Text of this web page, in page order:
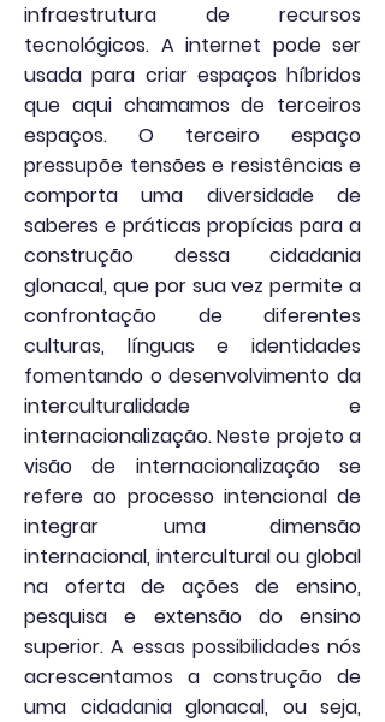
infraestrutura de recursos
tecnológicos. A internet pode ser
usada para criar espaços híbridos
que aqui chamamos de terceiros
espaços. O terceiro espaço
pressupõe tensões e resistências e
comporta uma diversidade de
saberes e práticas propícias para a
construção dessa cidadania
glonacal, que por sua vez permite a
confrontação de diferentes
culturas, línguas e identidades
fomentando o desenvolvimento da
interculturalidade e
internacionalização. Neste projeto a
visão de internacionalização se
refere ao processo intencional de
integrar uma dimensão
internacional, intercultural ou global
na oferta de ações de ensino,
pesquisa e extensão do ensino
superior. A essas possibilidades nós
acrescentamos a construção de
uma cidadania glonacal, ou seja,